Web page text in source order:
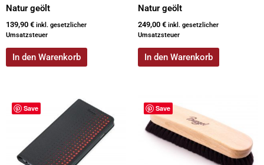
Natur geölt
139,90 € inkl. gesetzlicher
Umsatzsteuer
In den Warenkorb
Natur geölt
249,00 € inkl. gesetzlicher
Umsatzsteuer
In den Warenkorb
Save Save